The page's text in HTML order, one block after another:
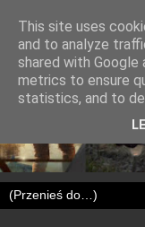
This site uses
and to analyze
shared with
metrics to ensure
statistics, and to